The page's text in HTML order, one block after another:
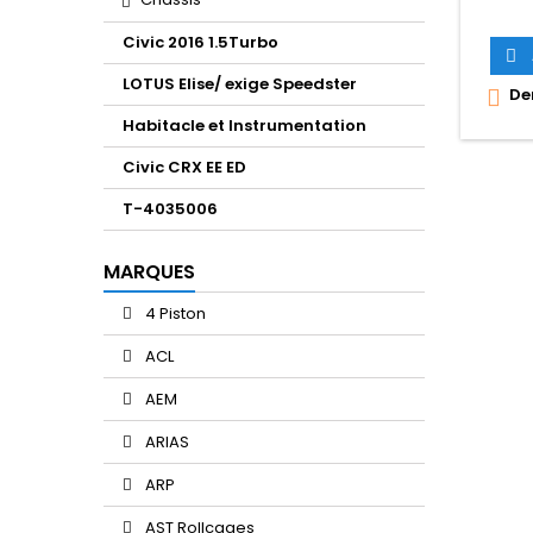
Civic 2016 1.5Turbo
LOTUS Elise/ exige Speedster
Habitacle et Instrumentation
Civic CRX EE ED
T-4035006
MARQUES
4 Piston
ACL
AEM
ARIAS
ARP
AST Rollcages

